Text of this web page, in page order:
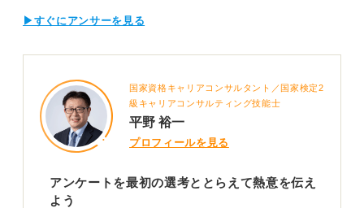
▶すぐにアンサーを見る
国家資格キャリアコンサルタント／国家検定2
級キャリアコンサルティング技能士
平野 裕一
プロフィールを見る
アンケートを最初の選考ととらえて熱意を伝え
よう